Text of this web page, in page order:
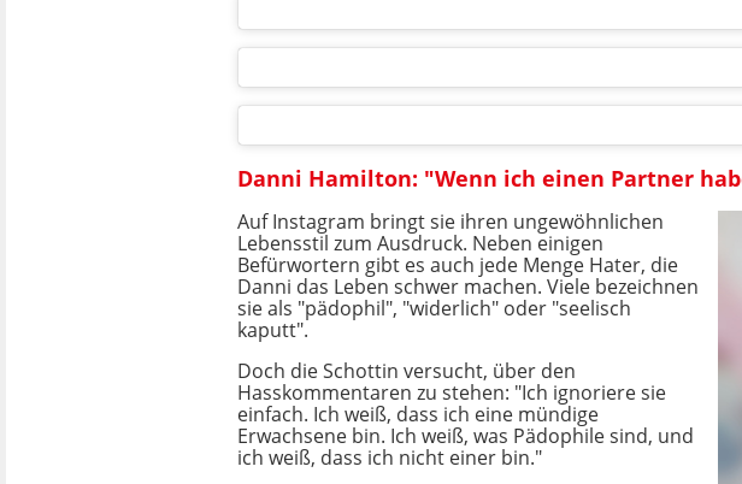
Danni Hamilton: "Wenn ich einen Partner
Auf Instagram bringt sie ihren ungewöhnlichen
Lebensstil zum Ausdruck. Neben einigen
Befürwortern gibt es auch jede Menge Hater, die
Danni das Leben schwer machen. Viele bezeichnen
sie als "pädophil", "widerlich" oder "seelisch
kaputt".
Doch die Schottin versucht, über den
Hasskommentaren zu stehen: "Ich ignoriere sie
einfach. Ich weiß, dass ich eine mündige
Erwachsene bin. Ich weiß, was Pädophile sind, und
ich weiß, dass ich nicht einer bin."